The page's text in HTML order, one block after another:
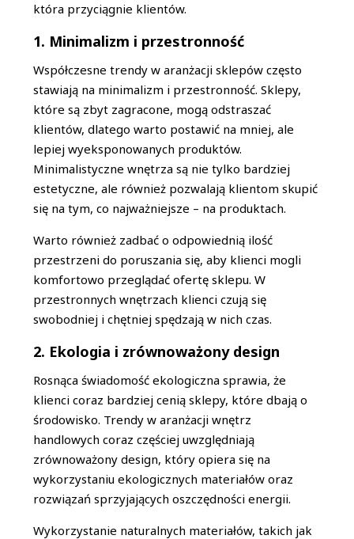
która przyciągnie klientów.
1. Minimalizm i przestronność
Współczesne trendy w aranżacji sklepów często
stawiają na minimalizm i przestronność. Sklepy,
które są zbyt zagracone, mogą odstraszać
klientów, dlatego warto postawić na mniej, ale
lepiej wyeksponowanych produktów.
Minimalistyczne wnętrza są nie tylko bardziej
estetyczne, ale również pozwalają klientom skupić
się na tym, co najważniejsze – na produktach.
Warto również zadbać o odpowiednią ilość
przestrzeni do poruszania się, aby klienci mogli
komfortowo przeglądać ofertę sklepu. W
przestronnych wnętrzach klienci czują się
swobodniej i chętniej spędzają w nich czas.
2. Ekologia i zrównoważony design
Rosnąca świadomość ekologiczna sprawia, że
klienci coraz bardziej cenią sklepy, które dbają o
środowisko. Trendy w aranżacji wnętrz
handlowych coraz częściej uwzględniają
zrównoważony design, który opiera się na
wykorzystaniu ekologicznych materiałów oraz
rozwiązań sprzyjających oszczędności energii.
Wykorzystanie naturalnych materiałów, takich jak